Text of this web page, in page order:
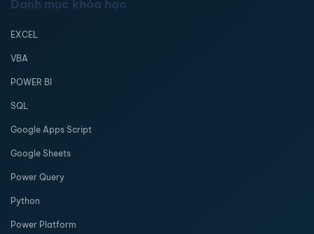
Danh mục khóa học
EXCEL
VBA
POWER BI
SQL
Google Apps Script
Google Sheets
Power Query
Python
Power Platform